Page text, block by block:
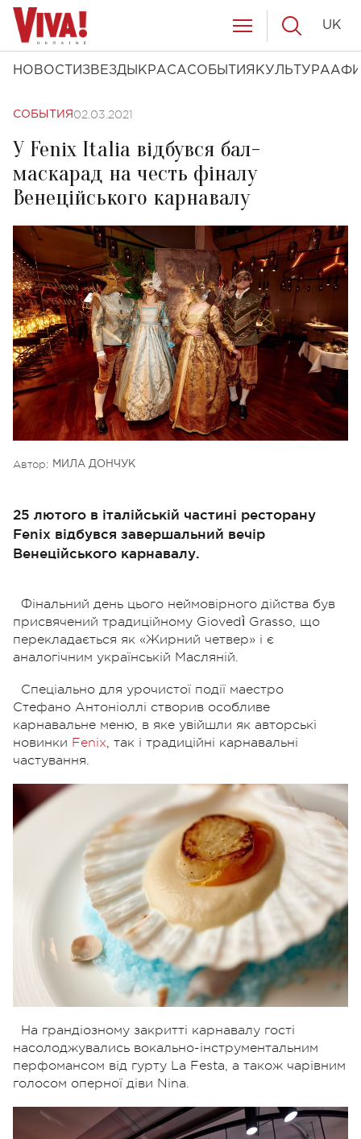
НОВОСТИ ЗВЕЗДЫ КРАСАСОБЫТИЯ КУЛЬТУРА
UK
СОБЫТИЯ 02.03.2021
У Fenix Italia відбувся бал-
маскарад на честь фіналу
Венеційського карнавалу
Автор: МИЛА ДОНЧУК
25 лютого в італійській частині ресторану
Fenix відбувся завершальний вечір
Венеційського карнавалу.
Фінальний день цього неймовірного дійства був
присвячений традиційному Giovedì Grasso, що
перекладається як «Жирний четвер» і є
аналогічним українській Масляній.
Спеціально для урочистої події маестро
Стефано Антоніоллі створив особливе
карнавальне меню, в яке увійшли як авторські
новинки Fenix, так і традиційні карнавальні
частування.
На грандіозному закритті карнавалу гості
насолоджувались вокально-інструментальним
перфомансом від гурту La Festa, а також чарівним
голосом оперної діви Nina.